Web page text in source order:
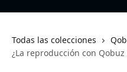
Todas las colecciones
¿La reproducción con